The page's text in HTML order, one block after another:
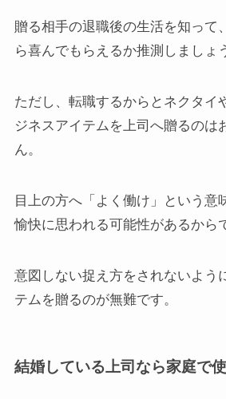
贈る相手の退職後の生活を知って
ら喜んでもらえるか推測しましょ
ただし、転職するからとネクタイ
ジネスアイテムを上司へ贈るのは
ん。
目上の方へ「よく働け」という意
愉快に思われる可能性があるから
意図しない捉え方をされないよう
テムを贈るのが無難です。
結婚している上司なら家庭で